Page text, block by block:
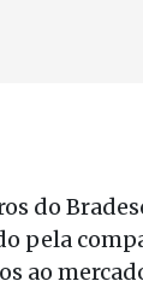
do
pela
ao